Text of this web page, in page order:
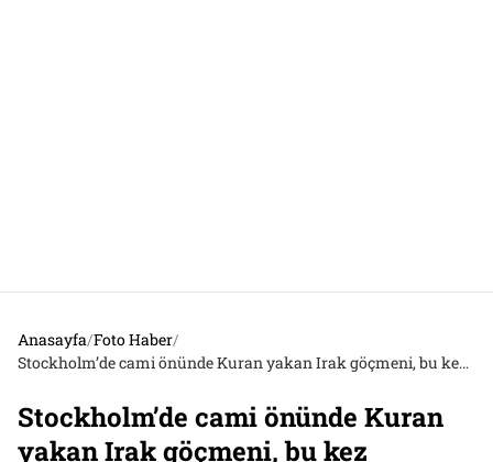
Anasayfa/Foto Haber/
Stockholm’de cami önünde Kuran yakan Irak göçmeni, bu kez parlamento önünde Kur’an yaktı
Stockholm’de cami önünde Kuran
yakan Irak göçmeni, bu kez